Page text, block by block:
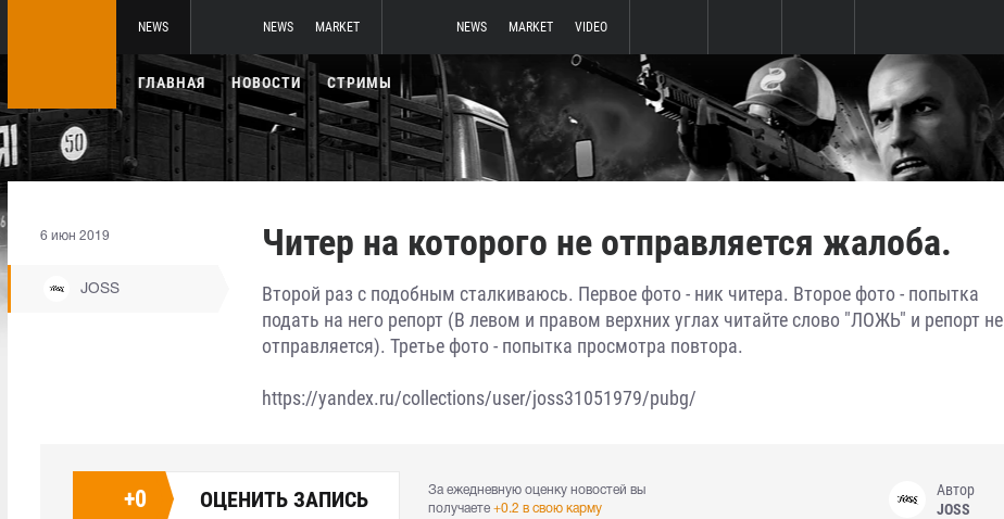
NEWS NEWS MARKET NEWS MARKET VIDEO
ГЛАВНАЯ НОВОСТИ СТРИМЫ
6 июн 2019
JOSS
Читер на которого не отправляется жалоба.
Второй раз с подобным сталкиваюсь. Первое фото - ник читера. Второе фото - попытка
подать на него репорт (В левом и правом верхних углах читайте слово "ЛОЖЬ" и репорт не
отправляется). Третье фото - попытка просмотра повтора.
https://yandex.ru/collections/user/joss31051979/pubg/
+0 ОЦЕНИТЬ ЗАПИСЬ
За ежедневную оценку новостей вы
получаете +0.2 в свою карму
Автор
JOSS